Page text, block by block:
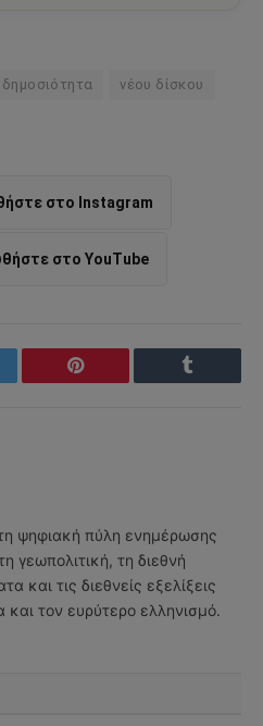
δημοσιότητα νέου δίσκου
στο Instagram
στο YouTube
Pinterest Tumblr
ψηφιακή πύλη ενημέρωσης
γεωπολιτική, τη διεθνή
και τις διεθνείς εξελίξεις
τον ευρύτερο ελληνισμό.